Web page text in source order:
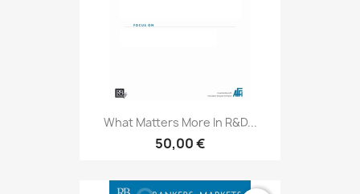
What Matters More In R&D...
50,00 €